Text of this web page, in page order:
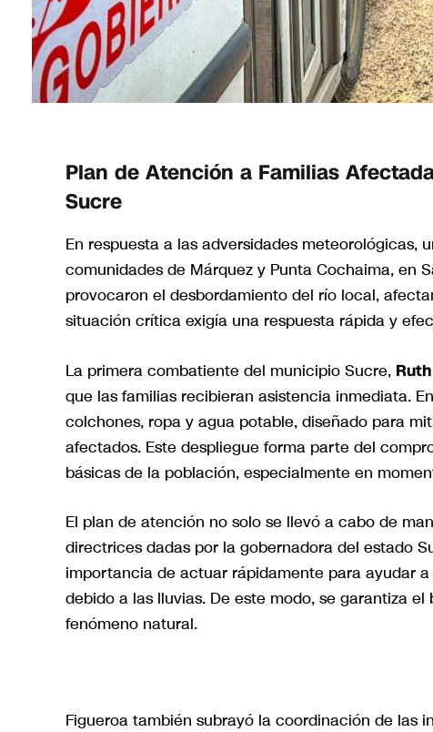
Plan de Atención a Familias
Sucre
En respuesta a las adversidades
comunidades de Márquez y Punta Cochaima, en
provocaron el desbordamiento del río local,
situación crítica exigía una respuesta rápida y
La primera combatiente del municipio Sucre,
que las familias recibieran asistencia inmediata.
colchones, ropa y agua potable, diseñado para
afectados. Este despliegue forma parte del
básicas de la población, especialmente en
El plan de atención no solo se llevó a cabo de
directrices dadas por la gobernadora del estado
importancia de actuar rápidamente para ayudar
debido a las lluvias. De este modo, se garantiza
fenómeno natural.
Figueroa también subrayó la coordinación de las